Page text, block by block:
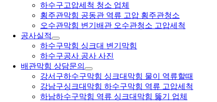
하수구고압세척 청소 업체
횡주관막힘 공동관 역류 고압 횡주관청소
오수관막힘 변기배관 오수관청소 고압세척
공사실적
하수구막힘 싱크대 변기막힘
하수구공사 공사 사진
배관막힘 상담문의
강서구하수구막힘 싱크대막힘 물이 역류할때
강남구싱크대막힘 하수구막힘 역류 고압세척
하남하수구막힘 역류 싱크대막힘 뚫기 업체